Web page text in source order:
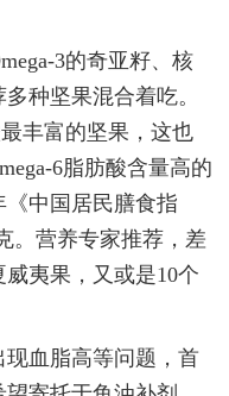
3的奇亚籽、核
种坚果混合着吃。
丰富的坚果，这也
6脂肪酸含量高的
《中国居民膳食指
。营养专家推荐，差
夷果，又或是10个
血脂高等问题，首